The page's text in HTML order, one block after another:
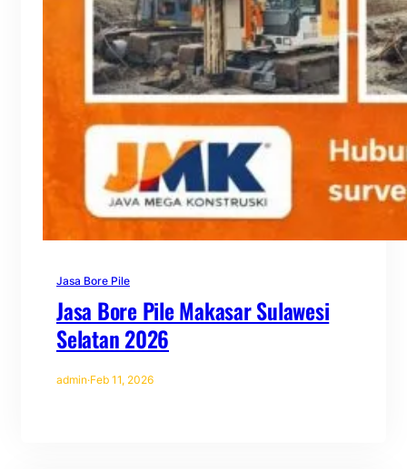
Jasa Bore Pile
Jasa Bore Pile Makasar Sulawesi
Selatan 2026
admin·Feb 11, 2026